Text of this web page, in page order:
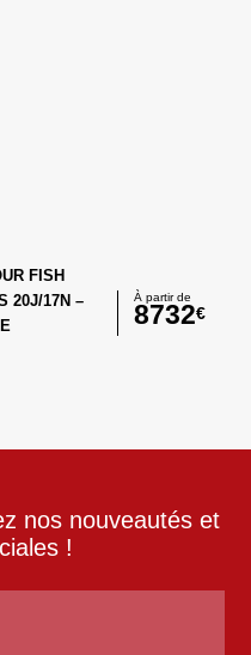
FISH
20J/17N –
À partir de
8732€
nos nouveautés et
!